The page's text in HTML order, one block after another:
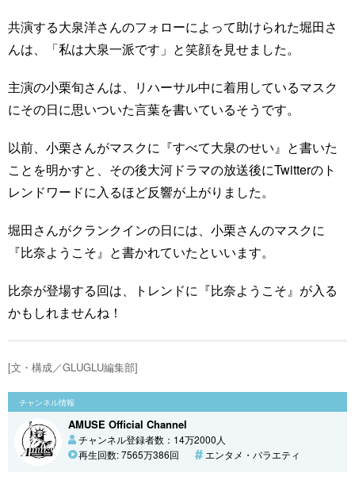
共演する大泉洋さんのフォローによって助けられた堀田さ
んは、「私は大泉一派です」と笑顔を見せました。
主演の小栗旬さんは、リハーサル中に着用しているマスク
にその日に思いついた言葉を書いているそうです。
以前、小栗さんがマスクに『すべて大泉のせい』と書いた
ことを明かすと、その後大河ドラマの放送後にTwitterのト
レンドワードに入るほど反響が上がりました。
堀田さんがクランクインの日には、小栗さんのマスクに
『比奈ようこそ』と書かれていたといいます。
比奈が登場する回は、トレンドに『比奈ようこそ』が入る
かもしれませんね！
[文・構成／GLUGLU編集部]
チャンネル情報
AMUSE Official Channel
チャンネル登録者数：14万2000人
再生回数: 7565万386回
エンタメ・バラエティ